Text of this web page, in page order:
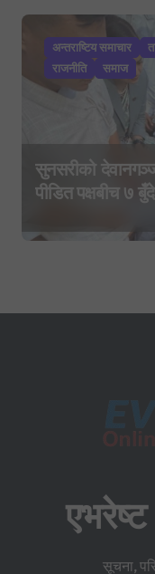
अन्तराष्टिय समाचार
राजनीति
समाज
सुनसरीको
पीडित पक्षबीच ७
सूचना,